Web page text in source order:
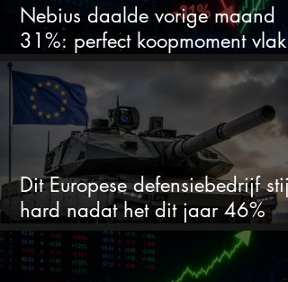
Nebius daalde vorige maand
31%: perfect koopmoment vlak
voor kwartaalcijfers?
Dit Europese defensiebedrijf
hard nadat het dit jaar 46%
daalde: mooie koopkans?